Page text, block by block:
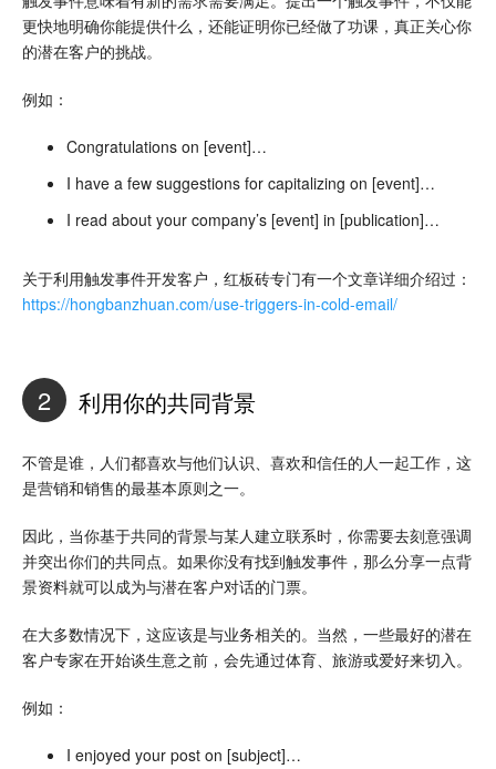
更快地明确你能提供什么，还能证明你已经做了功课，真正关心你
的潜在客户的挑战。
例如：
Congratulations on [event]…
I have a few suggestions for capitalizing on [event]…
I read about your company’s [event] in [publication]…
关于利用触发事件开发客户，红板砖专门有一个文章详细介绍过：
https://hongbanzhuan.com/use-triggers-in-cold-email/
2 利用你的共同背景
不管是谁，人们都喜欢与他们认识、喜欢和信任的人一起工作，这
是营销和销售的最基本原则之一。
因此，当你基于共同的背景与某人建立联系时，你需要去刻意强调
并突出你们的共同点。如果你没有找到触发事件，那么分享一点背
景资料就可以成为与潜在客户对话的门票。
在大多数情况下，这应该是与业务相关的。当然，一些最好的潜在
客户专家在开始谈生意之前，会先通过体育、旅游或爱好来切入。
例如：
I enjoyed your post on [subject]…